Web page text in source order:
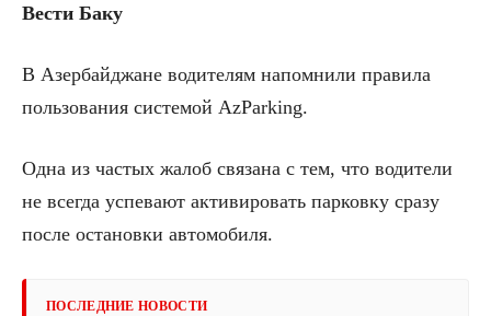
Вести Баку
В Азербайджане водителям напомнили правила
пользования системой AzParking.
Одна из частых жалоб связана с тем, что водители
не всегда успевают активировать парковку сразу
после остановки автомобиля.
ПОСЛЕДНИЕ НОВОСТИ